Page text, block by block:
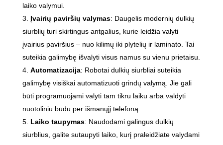
laiko valymui.
Įvairių paviršių valymas: Daugelis modernių dulkių
siurblių turi skirtingus antgalius, kurie leidžia valyti
įvairius paviršius – nuo kilimų iki plytelių ir laminato. Tai
suteikia galimybę išvalyti visus namus su vienu prietaisu.
Automatizacija: Robotai dulkių siurbliai suteikia
galimybę visiškai automatizuoti grindų valymą. Jie gali
būti programuojami valyti tam tikru laiku arba valdyti
nuotoliniu būdu per išmanųjį telefoną.
Laiko taupymas: Naudodami galingus dulkių
siurblius, galite sutaupyti laiko, kurį praleidžiate valydami